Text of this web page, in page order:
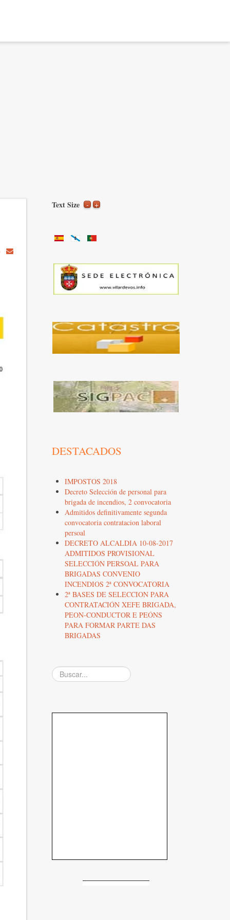
Text Size
DESTACADOS
IMPOSTOS 2018
Decreto Selección de personal para
brigada de incendios, 2 convocatoria
Admitidos definitivamente segunda
convocatoria contratacion laboral
persoal
DECRETO ALCALDIA 10-08-2017
ADMITIDOS PROVISIONAL
SELECCIÓN PERSOAL PARA
BRIGADAS CONVENIO
INCENDIOS 2ª CONVOCATORIA
2ª BASES DE SELECCION PARA
CONTRATACIÓN XEFE BRIGADA,
PEON-CONDUCTOR E PEÓNS
PARA FORMAR PARTE DAS
BRIGADAS
Buscar...